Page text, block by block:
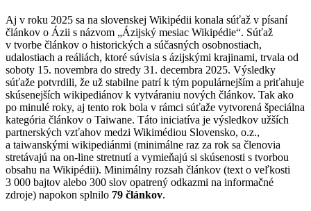
Aj v roku 2025 sa na slovenskej Wikipédii konala súťaž v písaní
článkov o Ázii s názvom „Ázijský mesiac Wikipédie“. Súťaž
v tvorbe článkov o historických a súčasných osobnostiach,
udalostiach a reáliách, ktoré súvisia s ázijskými krajinami, trvala od
soboty 15. novembra do stredy 31. decembra 2025. Výsledky
súťaže potvrdili, že už stabilne patrí k tým populárnejším a priťahuje
skúsenejších wikipediánov k vytváraniu nových článkov. Tak ako
po minulé roky, aj tento rok bola v rámci súťaže vytvorená špeciálna
kategória článkov o Taiwane. Táto iniciatíva je výsledkov užších
partnerských vzťahov medzi Wikimédiou Slovensko, o.z.,
a taiwanskými wikipediánmi (minimálne raz za rok sa členovia
stretávajú na on-line stretnutí a vymieňajú si skúsenosti s tvorbou
obsahu na Wikipédii). Minimálny rozsah článkov (text o veľkosti
3 000 bajtov alebo 300 slov opatrený odkazmi na informačné
zdroje) napokon splnilo 79 článkov.